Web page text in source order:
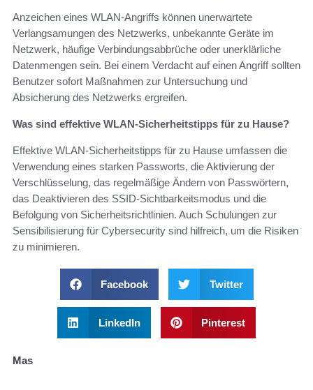
Anzeichen eines WLAN-Angriffs können unerwartete
Verlangsamungen des Netzwerks, unbekannte Geräte im
Netzwerk, häufige Verbindungsabbrüche oder unerklärliche
Datenmengen sein. Bei einem Verdacht auf einen Angriff sollten
Benutzer sofort Maßnahmen zur Untersuchung und
Absicherung des Netzwerks ergreifen.
Was sind effektive WLAN-Sicherheitstipps für zu Hause?
Effektive WLAN-Sicherheitstipps für zu Hause umfassen die
Verwendung eines starken Passworts, die Aktivierung der
Verschlüsselung, das regelmäßige Ändern von Passwörtern,
das Deaktivieren des SSID-Sichtbarkeitsmodus und die
Befolgung von Sicherheitsrichtlinien. Auch Schulungen zur
Sensibilisierung für Cybersecurity sind hilfreich, um die Risiken
zu minimieren.
Facebook Twitter
LinkedIn Pinterest
Mas